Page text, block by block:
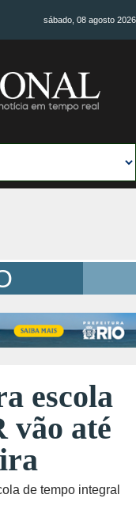
sábado, 08 agosto 2026
escola
vão até
de tempo integral